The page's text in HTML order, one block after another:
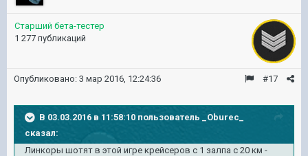
Старший бета-тестер
1 277 публикаций
#17
Опубликовано: 3 мар 2016, 12:24:36
В 03.03.2016 в 11:58:10 пользователь _Oburec_
сказал:
Линкоры шотят в этой игре крейсеров с 1 залпа с 20 км -